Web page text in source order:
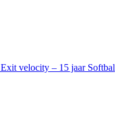
Exit velocity – 15 jaar Softbal